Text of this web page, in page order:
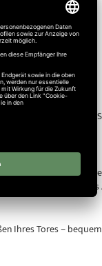
ausgestattet.
Widerstand.
eine
Selbsthemmung
Ihres Tores –